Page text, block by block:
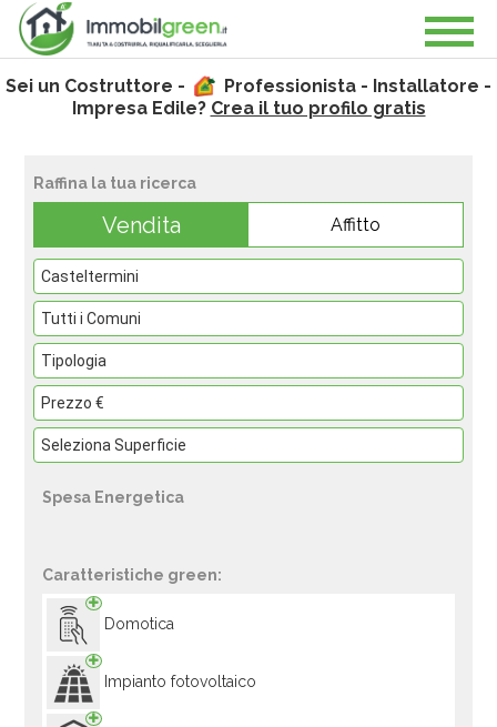
Sei un Costruttore -
Professionista - Installatore -
Impresa Edile? Crea il tuo profilo gratis
Raffina la tua ricerca
Vendita Affitto
Spesa Energetica
Caratteristiche green:
Domotica
Impianto fotovoltaico